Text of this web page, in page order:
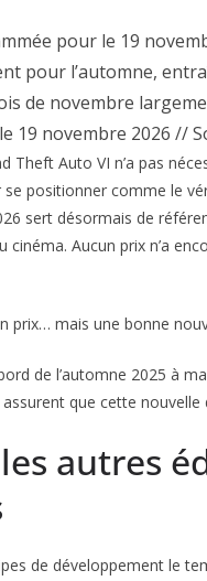
pour le 19
pour l’automne,
de novembre
19 novembre 2026 //
Theft Auto VI n’a pas
positionner comme le
sert désormais de
Aucun prix n’a
prix… mais une bonne
de l’automne 2025 à
que cette
autres
de développement le